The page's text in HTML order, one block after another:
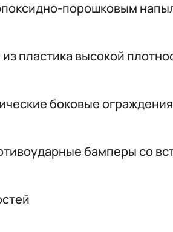
порошковым
пластика высокой
боковые
бамперы со